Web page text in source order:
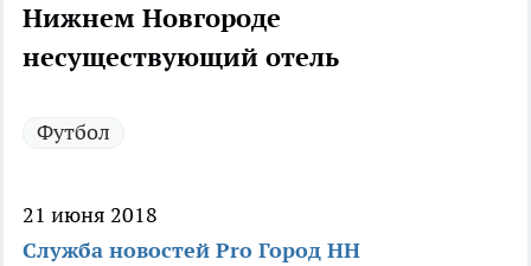
Нижнем Новгороде
несуществующий отель
Футбол
21 июня 2018
Служба новостей Pro Город НН